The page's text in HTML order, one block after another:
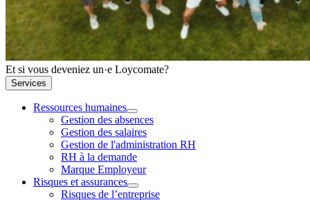
Et si vous deveniez un·e Loycomate?
Services
Ressources humaines
Gestion des absences
Gestion des salaires
Gestion de l'administration RH
RH à la demande
Marque Employeur
Risques et assurances
Risques de l’entreprise